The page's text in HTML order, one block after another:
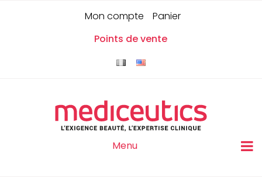
Points de vente
Mon compte Panier
Menu